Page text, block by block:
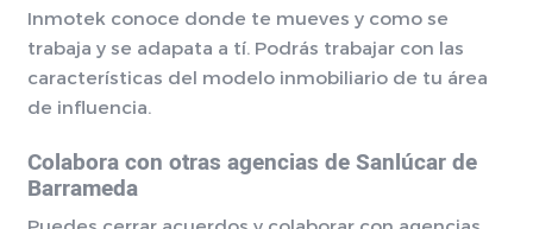
Inmotek conoce donde te mueves y como se
trabaja y se adapata a tí. Podrás trabajar con las
características del modelo inmobiliario de tu área
de influencia.
Colabora con otras agencias de Sanlúcar de
Barrameda